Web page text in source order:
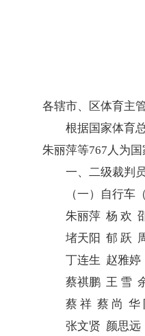
各辖市、区体育主
根据国家体育
朱丽萍等767人为
一、二级裁判
（一）自行车
朱丽萍 杨 欢
堵天阳 郁 跃
丁连生 赵雅
蔡祺鹏 王 雪
蔡 祥 蔡 尚 华
张文贤 颜思